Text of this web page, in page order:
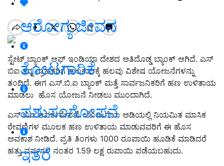
ಆರೋಗ್ಯ ಜೀವನ
ತೋಟಗಾರಿಕೆ
ಪಶುಸಂಗೋಪನೆ
ಇತರೆ
ಸ್ಟೇಟ್ ಬ್ಯಾಂಕ್ ಆಫ್ ಇಂಡಿಯಾ ದೇಶದ ಅತಿದೊಡ್ಡ ಬ್ಯಾಂಕ್ ಆಗಿದೆ. ಎಸ್
ಬಿಐ ತನ್ನ ಗ್ರಾಹಕರಿಗೆ ಕಾಲಕಾಲಕ್ಕೆ ಹಲವು ವಿಶೇಷ ಯೋಜನೆಗಳನ್ನು
ತಂದಿದೆ. ಈಗ ಎಸ್.ಬಿ.ಐ ಬ್ಯಾಂಕ್ ಮತ್ತೆ ಸಾರ್ವಜನಿಕರಿಗೆ ಹಣ ಉಳಿತಾಯ
ಮಾಡಲು ಹೊಸ ಯೋಜನೆ ನೀಡಲು ಮುಂದಾಗಿದೆ.
ಎಸ್ ಬಿಐ ಆವರ್ತಠೇವಣಿ ಯೋಜನೆಯ ಅಡಿಯಲ್ಲಿ ನಿಯಮಿತ ಮಾಸಿಕ
ಠೇವಣಿಗಳ ಮೂಲಕ ಹಣ ಉಳಿತಾಯ ಮಾಡುವವರಿಗೆ ಈ ಹೊಸ
ಅವಕಾಶ ನೀಡಿದೆ. ಪ್ರತಿ ತಿಂಗಳು 1000 ರೂಪಾಯಿ ಹೂಡಿಕೆ ಮಾಡಿದರೆ
ಹತ್ತು ವರ್ಷಗಳ ನಂತರ 1.59 ಲಕ್ಷ ರುಪಾಯಿ ಪಡೆಯಬಹುದು.